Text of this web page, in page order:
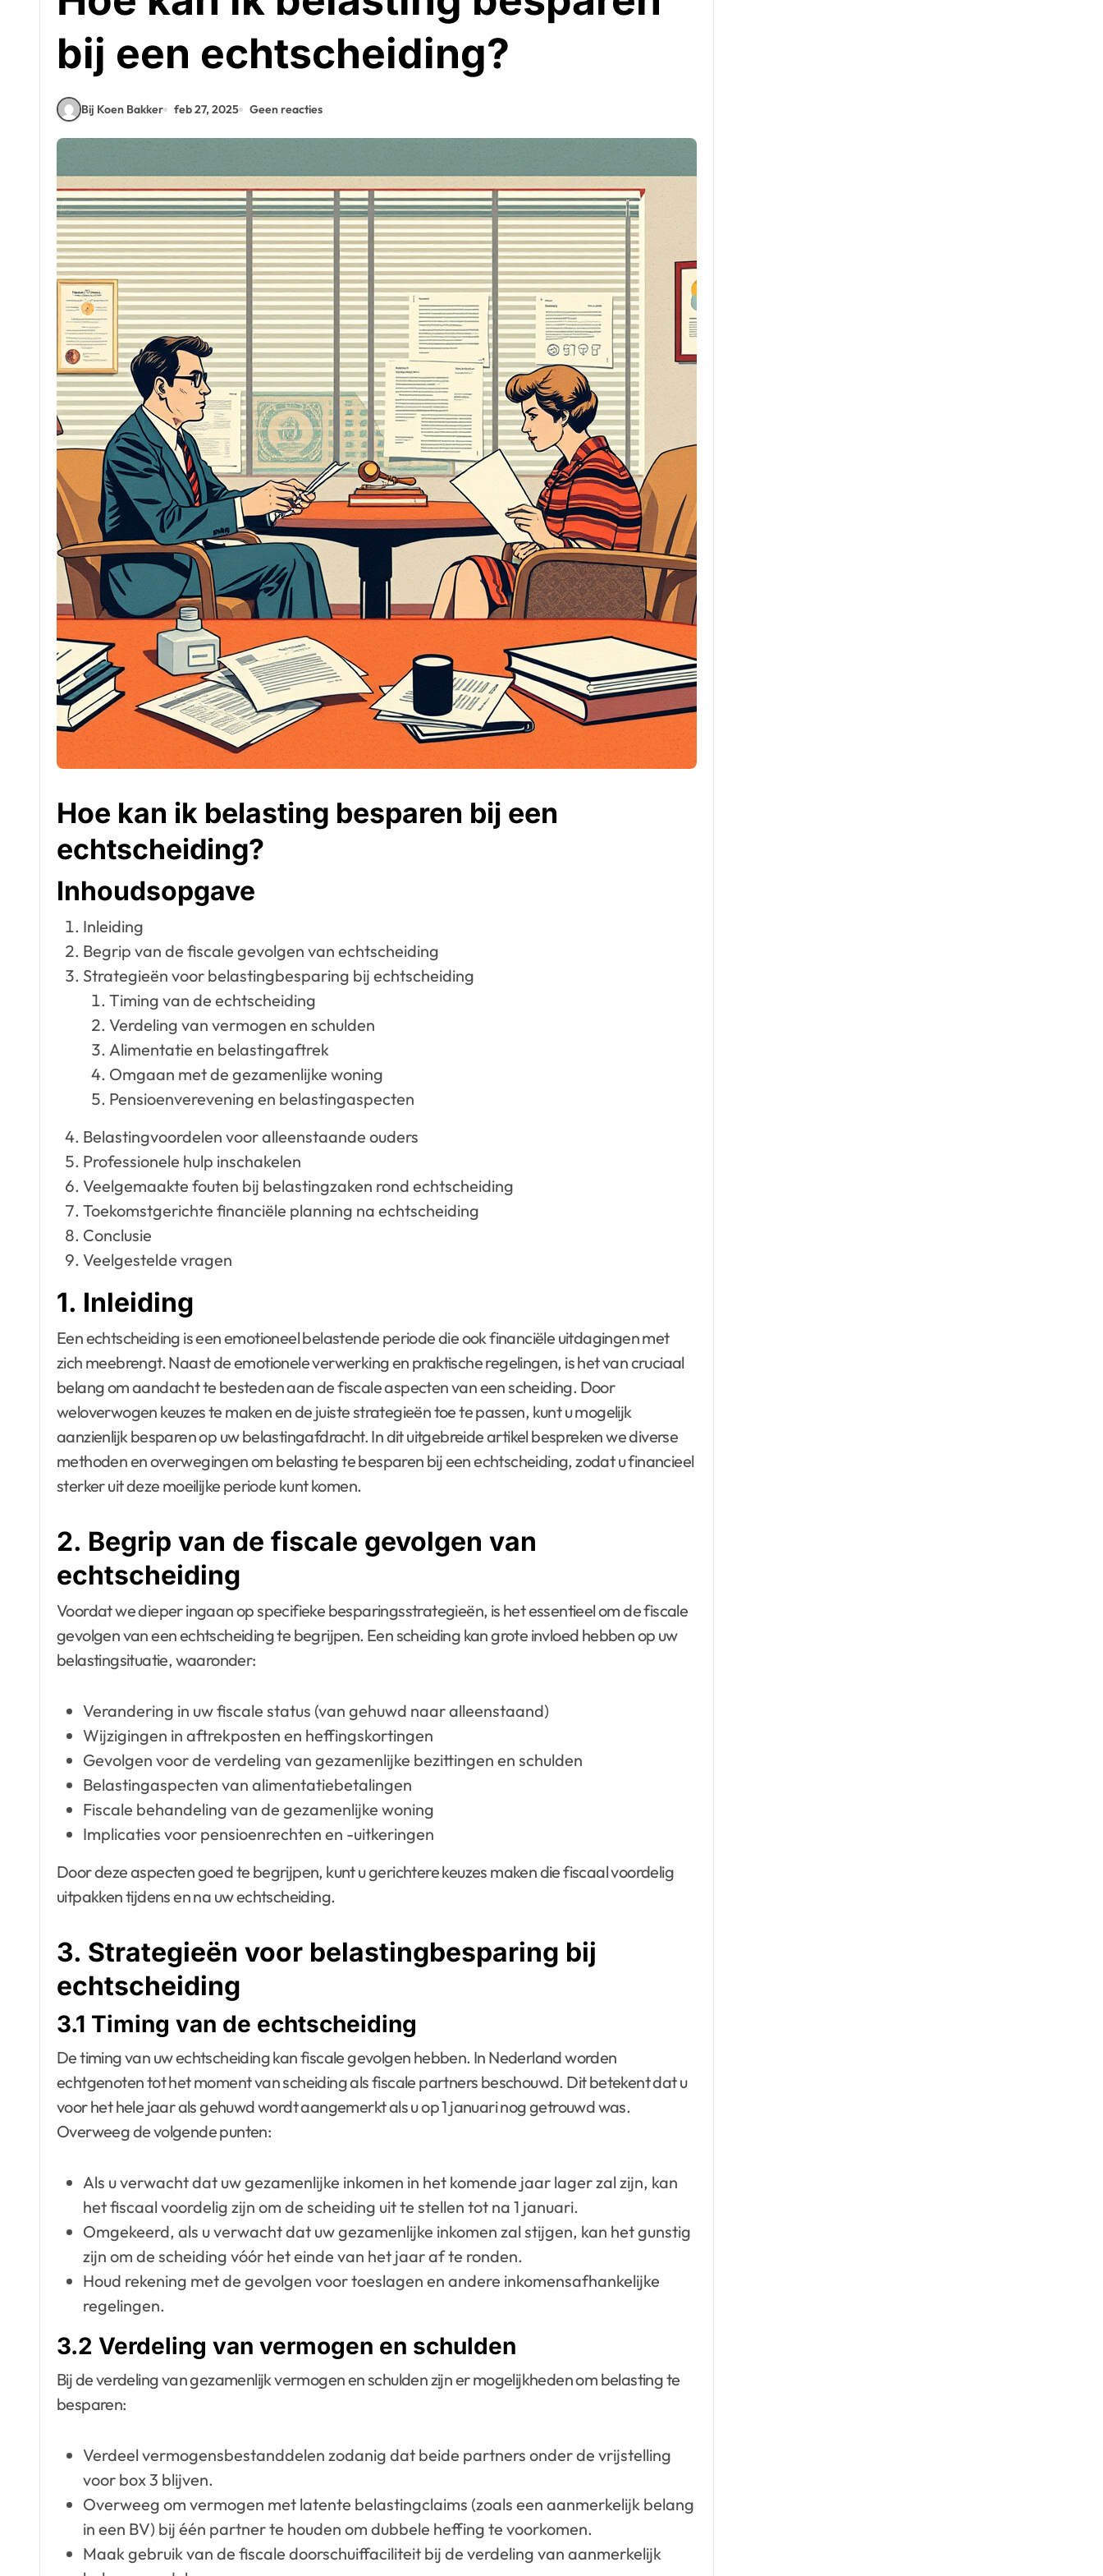
bij een echtscheiding?
Bij Koen Bakker feb 27, 2025 Geen reacties
Hoe kan ik belasting besparen bij een
echtscheiding?
Inhoudsopgave
Inleiding
Begrip van de fiscale gevolgen van echtscheiding
Strategieën voor belastingbesparing bij echtscheiding
Timing van de echtscheiding
Verdeling van vermogen en schulden
Alimentatie en belastingaftrek
Omgaan met de gezamenlijke woning
Pensioenverevening en belastingaspecten
Belastingvoordelen voor alleenstaande ouders
Professionele hulp inschakelen
Veelgemaakte fouten bij belastingzaken rond echtscheiding
Toekomstgerichte financiële planning na echtscheiding
Conclusie
Veelgestelde vragen
1. Inleiding
Een echtscheiding is een emotioneel belastende periode die ook financiële uitdagingen met
zich meebrengt. Naast de emotionele verwerking en praktische regelingen, is het van cruciaal
belang om aandacht te besteden aan de fiscale aspecten van een scheiding. Door
weloverwogen keuzes te maken en de juiste strategieën toe te passen, kunt u mogelijk
aanzienlijk besparen op uw belastingafdracht. In dit uitgebreide artikel bespreken we diverse
methoden en overwegingen om belasting te besparen bij een echtscheiding, zodat u financieel
sterker uit deze moeilijke periode kunt komen.
2. Begrip van de fiscale gevolgen van
echtscheiding
Voordat we dieper ingaan op specifieke besparingsstrategieën, is het essentieel om de fiscale
gevolgen van een echtscheiding te begrijpen. Een scheiding kan grote invloed hebben op uw
belastingsituatie, waaronder:
Verandering in uw fiscale status (van gehuwd naar alleenstaand)
Wijzigingen in aftrekposten en heffingskortingen
Gevolgen voor de verdeling van gezamenlijke bezittingen en schulden
Belastingaspecten van alimentatiebetalingen
Fiscale behandeling van de gezamenlijke woning
Implicaties voor pensioenrechten en -uitkeringen
Door deze aspecten goed te begrijpen, kunt u gerichtere keuzes maken die fiscaal voordelig
uitpakken tijdens en na uw echtscheiding.
3. Strategieën voor belastingbesparing bij
echtscheiding
3.1 Timing van de echtscheiding
De timing van uw echtscheiding kan fiscale gevolgen hebben. In Nederland worden
echtgenoten tot het moment van scheiding als fiscale partners beschouwd. Dit betekent dat u
voor het hele jaar als gehuwd wordt aangemerkt als u op 1 januari nog getrouwd was.
Overweeg de volgende punten:
Als u verwacht dat uw gezamenlijke inkomen in het komende jaar lager zal zijn, kan
het fiscaal voordelig zijn om de scheiding uit te stellen tot na 1 januari.
Omgekeerd, als u verwacht dat uw gezamenlijke inkomen zal stijgen, kan het gunstig
zijn om de scheiding vóór het einde van het jaar af te ronden.
Houd rekening met de gevolgen voor toeslagen en andere inkomensafhankelijke
regelingen.
3.2 Verdeling van vermogen en schulden
Bij de verdeling van gezamenlijk vermogen en schulden zijn er mogelijkheden om belasting te
besparen:
Verdeel vermogensbestanddelen zodanig dat beide partners onder de vrijstelling
voor box 3 blijven.
Overweeg om vermogen met latente belastingclaims (zoals een aanmerkelijk belang
in een BV) bij één partner te houden om dubbele heffing te voorkomen.
Maak gebruik van de fiscale doorschuiffaciliteit bij de verdeling van aanmerkelijk